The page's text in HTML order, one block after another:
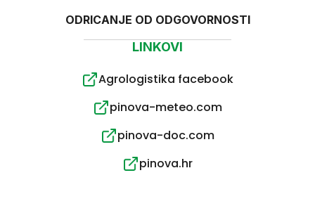
LINKOVI
Agrologistika facebook
pinova-meteo.com
pinova-doc.com
pinova.hr
ODRICANJE OD ODGOVORNOSTI